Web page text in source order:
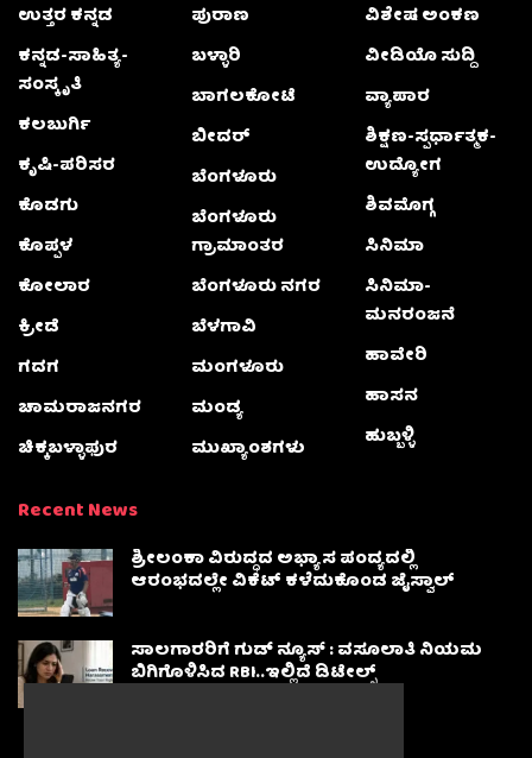
ಉತ್ತರ ಕನ್ನಡ
ಕನ್ನಡ-ಸಾಹಿತ್ಯ-
ಸಂಸ್ಕೃತಿ
ಕಲಬುರ್ಗಿ
ಕೃಷಿ-ಪರಿಸರ
ಕೊಡಗು
ಕೊಪ್ಪಳ
ಕೋಲಾರ
ಕ್ರೀಡೆ
ಗದಗ
ಚಾಮರಾಜನಗರ
ಚಿಕ್ಕಬಳ್ಳಾಫುರ
ಪುರಾಣ
ಬಳ್ಳಾರಿ
ಬಾಗಲಕೋಟೆ
ಬೀದರ್
ಬೆಂಗಳೂರು
ಬೆಂಗಳೂರು
ಗ್ರಾಮಾಂತರ
ಬೆಂಗಳೂರು ನಗರ
ಬೆಳಗಾವಿ
ಮಂಗಳೂರು
ಮಂಡ್ಯ
ಮುಖ್ಯಾಂಶಗಳು
ವಿಶೇಷ ಅಂಕಣ
ವೀಡಿಯೊ ಸುದ್ದಿ
ವ್ಯಾಪಾರ
ಶಿಕ್ಷಣ-ಸ್ಪರ್ಧಾತ್ಮಕ-
ಉದ್ಯೋಗ
ಶಿವಮೊಗ್ಗ
ಸಿನಿಮಾ
ಸಿನಿಮಾ-
ಮನರಂಜನೆ
ಹಾವೇರಿ
ಹಾಸನ
ಹುಬ್ಬಳ್ಳಿ
Recent News
ಶ್ರೀಲಂಕಾ ವಿರುದ್ಧದ ಅಭ್ಯಾಸ ಪಂದ್ಯದಲ್ಲಿ
ಆರಂಭದಲ್ಲೇ ವಿಕೆಟ್ ಕಳೆದುಕೊಂಡ ಜೈಸ್ವಾಲ್
ಸಾಲಗಾರರಿಗೆ ಗುಡ್ ನ್ಯೂಸ್ : ವಸೂಲಾತಿ ನಿಯಮ
ಬಿಗಿಗೊಳಿಸಿದ RBI..ಇಲ್ಲಿದೆ ಡಿಟೇಲ್ಸ್